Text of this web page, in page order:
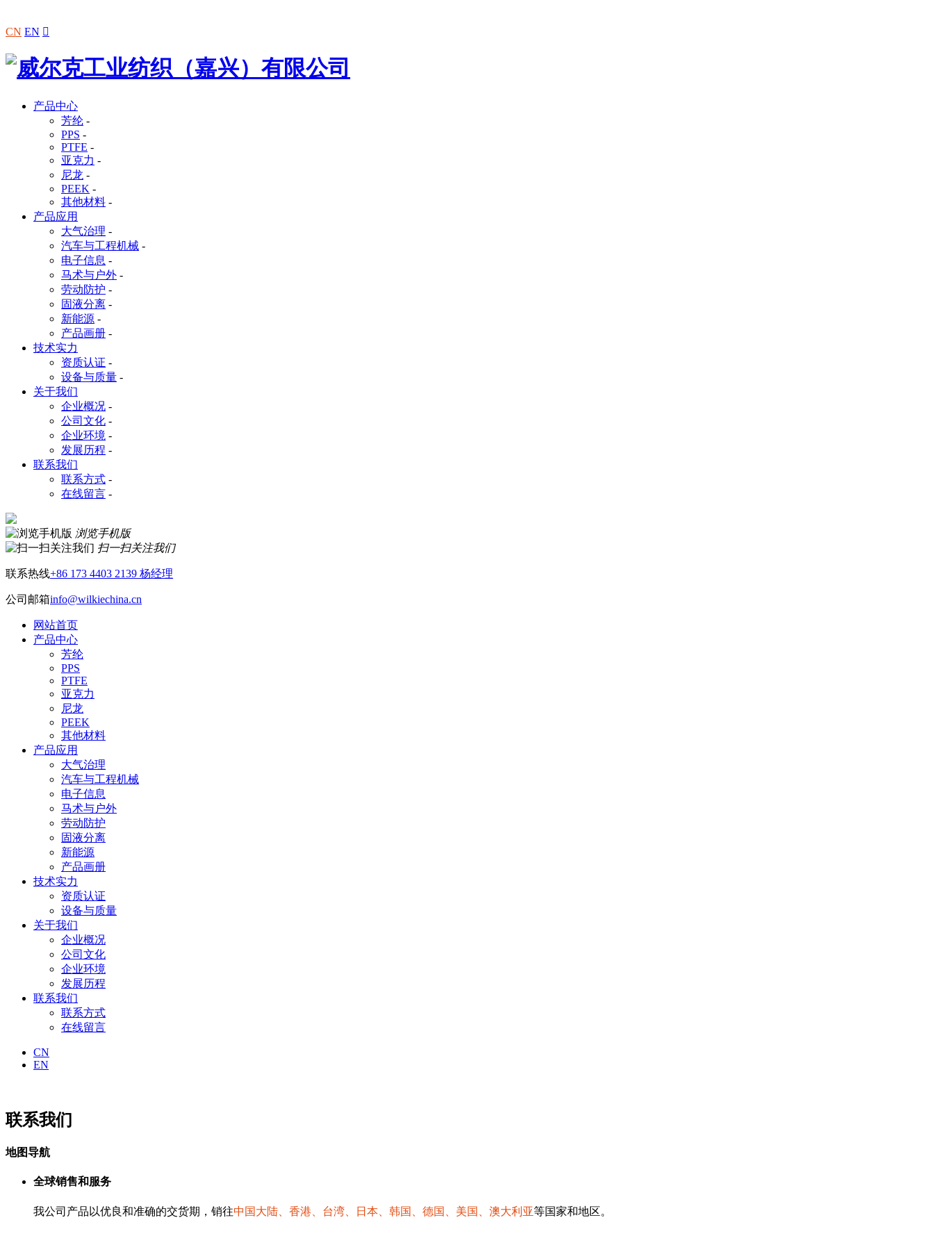
CN EN 
产品中心
芳纶 -
PPS -
PTFE -
亚克力 -
尼龙 -
PEEK -
其他材料 -
产品应用
大气治理 -
汽车与工程机械 -
电子信息 -
马术与户外 -
劳动防护 -
固液分离 -
新能源 -
产品画册 -
技术实力
资质认证 -
设备与质量 -
关于我们
企业概况 -
公司文化 -
企业环境 -
发展历程 -
联系我们
联系方式 -
在线留言 -
浏览手机版
扫一扫关注我们
联系热线+86 173 4403 2139 杨经理
公司邮箱info@wilkiechina.cn
网站首页
产品中心
芳纶
PPS
PTFE
亚克力
尼龙
PEEK
其他材料
产品应用
大气治理
汽车与工程机械
电子信息
马术与户外
劳动防护
固液分离
新能源
产品画册
技术实力
资质认证
设备与质量
关于我们
企业概况
公司文化
企业环境
发展历程
联系我们
联系方式
在线留言
CN
EN
联系我们
地图导航
全球销售和服务
我公司产品以优良和准确的交货期，销往中国大陆、香港、台湾、日本、韩国、德国、美国、澳大利亚等国家和地区。